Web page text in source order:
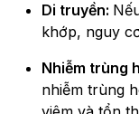
Di truyền:
khớp, nguy
Nhiễm trùng
nhiễm trùng